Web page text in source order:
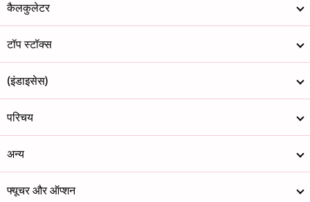
कैलकुलेटर
टॉप स्टॉक्स
(इंडाइसेस)
परिचय
अन्य
फ्यूचर और ऑप्शन